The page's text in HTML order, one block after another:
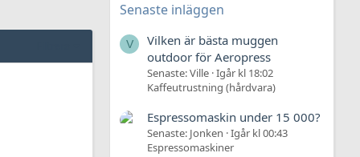
Senaste inläggen
V
Vilken är bästa muggen
outdoor för Aeropress
Senaste: Ville Igår kl 18:02
Kaffeutrustning (hårdvara)
Espressomaskin under 15 000?
Senaste: Jonken Igår kl 00:43
Espressomaskiner